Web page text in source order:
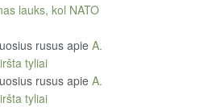
lauks, kol NATO
rususapie A.
tyliai
rususapie A.
tyliai